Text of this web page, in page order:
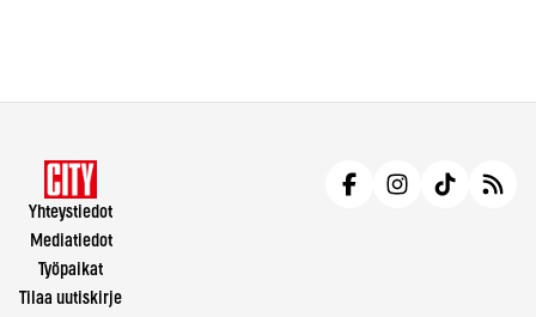
Yhteystiedot
Mediatiedot
Työpaikat
Tilaa uutiskirje